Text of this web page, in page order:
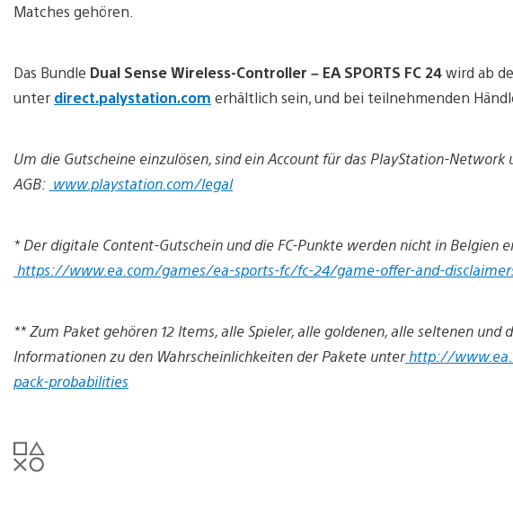
Matches gehören.
Das Bundle Dual Sense Wireless-Controller – EA SPORTS FC 24wird ab
unter direct.palystation.com erhältlich sein, und bei teilnehmenden
Um die Gutscheine einzulösen, sind ein Account für das PlayStation-
AGB: www.playstation.com/legal
* Der digitale Content-Gutschein und die FC-Punkte werden nicht in Belgien
https://www.ea.com/games/ea-sports-fc/fc-24/game-offer-and-
** Zum Paket gehören 12 Items, alle Spieler, alle goldenen, alle seltenen und
Informationen zu den Wahrscheinlichkeiten der Pakete unterhttp://
pack-probabilities